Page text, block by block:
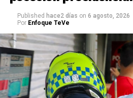
Published hace2 días on 6 agosto, 2026
Por Enfoque TeVe